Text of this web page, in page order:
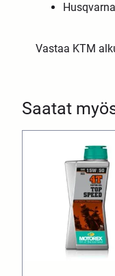
Saatat
Vastaa KTM